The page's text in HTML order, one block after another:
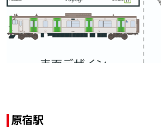
原宿駅